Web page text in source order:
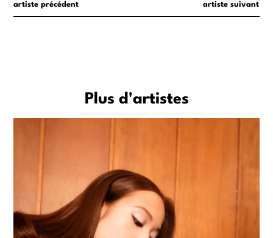
artiste précédent artiste suivant
Plus d'artistes